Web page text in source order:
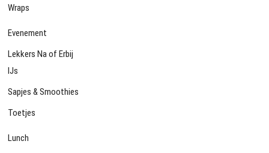
Wraps
Evenement
Lekkers Na of Erbij
IJs
Sapjes & Smoothies
Toetjes
Lunch